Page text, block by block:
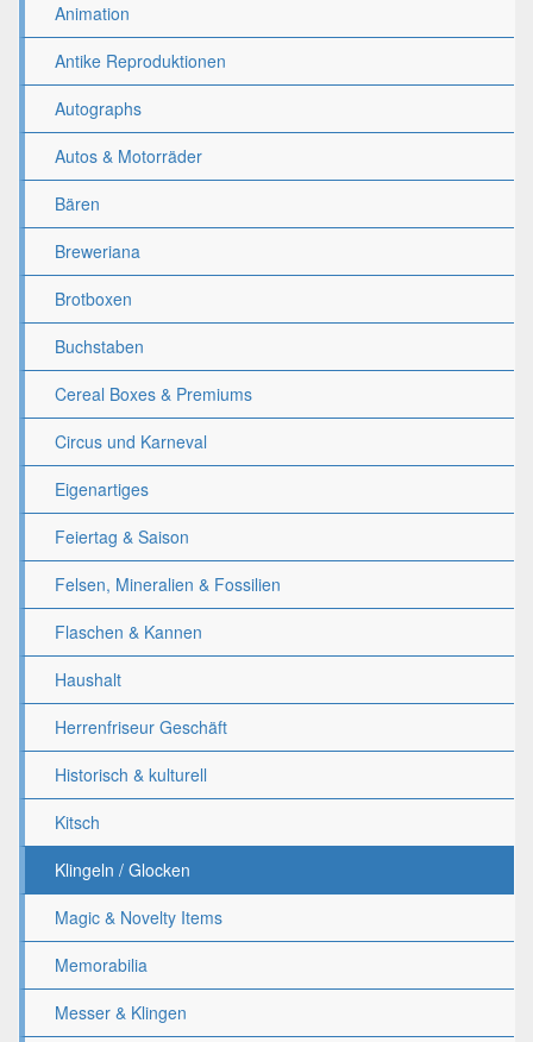
Animation
Antike Reproduktionen
Autographs
Autos & Motorräder
Bären
Breweriana
Brotboxen
Buchstaben
Cereal Boxes & Premiums
Circus und Karneval
Eigenartiges
Feiertag & Saison
Felsen, Mineralien & Fossilien
Flaschen & Kannen
Haushalt
Herrenfriseur Geschäft
Historisch & kulturell
Kitsch
Klingeln / Glocken
Magic & Novelty Items
Memorabilia
Messer & Klingen